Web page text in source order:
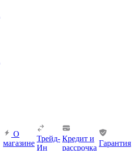
О
магазине
Трейд-
Ин
Кредит и
рассрочка
Гарантия